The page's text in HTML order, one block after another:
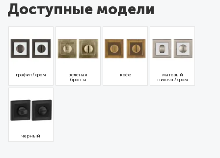
Доступные модели
графит/хром
зеленая
бронза
кофе
матовый
никель/хром
черный